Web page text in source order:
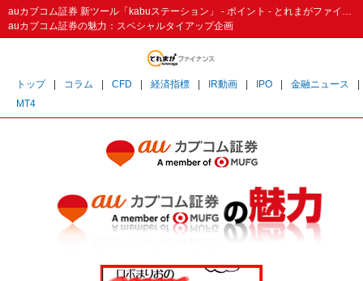
auカブコム証券 新ツール「kabuステーション」 - ポイント - とれまがファイナンス
auカブコム証券の魅力：スペシャルタイアップ企画
トップ コラム CFD 経済指標 IR動画 IPO 金融ニュース
MT4